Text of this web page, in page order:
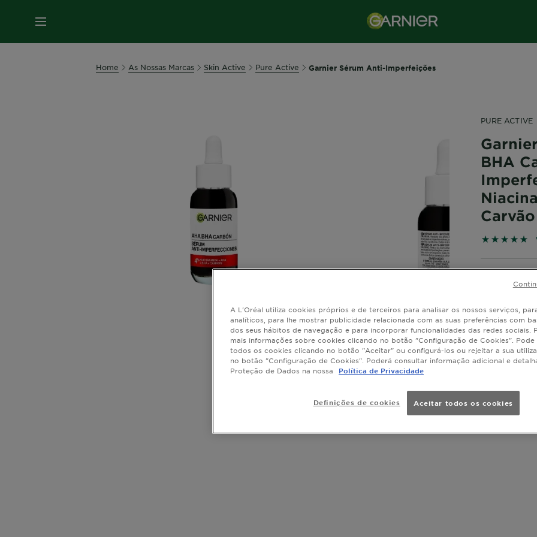
MENU
Home As Nossas Marcas Skin Active Pure Active Garnier Sérum Anti-Imperfeições
SLIDE 1SLIDE 2
SLIDE 3
SLIDE 4
SLIDE 5
SLIDE 6SLIDE 7
SLIDE 8
SLIDE 9
SLIDE 10
SLIDE 11
SLIDE 12
SLIDE 13
SLIDE 14
PURE ACTIVE
BHA
Carvão
4.9259 out
O nosso
com 4%
foi
tendência
rápida
visíveis e
DETRÁS
ativos anti-
pontos
marcas
conhecida
reduzir os
MOSTRAR
TAMANHO
A L'Oréal utiliza cookies próprios e de terceiros para analisar os nossos serviços,
analíticos, para lhe mostrar publicidade relacionada com as suas preferências com
dos seus hábitos de navegação e para incorporar funcionalidades das redes sociais.
mais informações sobre cookies clicando no botão "Configuração de Cookies". Pode
todos os cookies clicando no botão "Aceitar" ou configurá-los ou rejeitar a sua
no botão "Configuração de Cookies". Poderá consultar informação adicional e
Proteção de Dados na nossa
Política de Privacidade
Definições de cookies Aceitar todos os cookies